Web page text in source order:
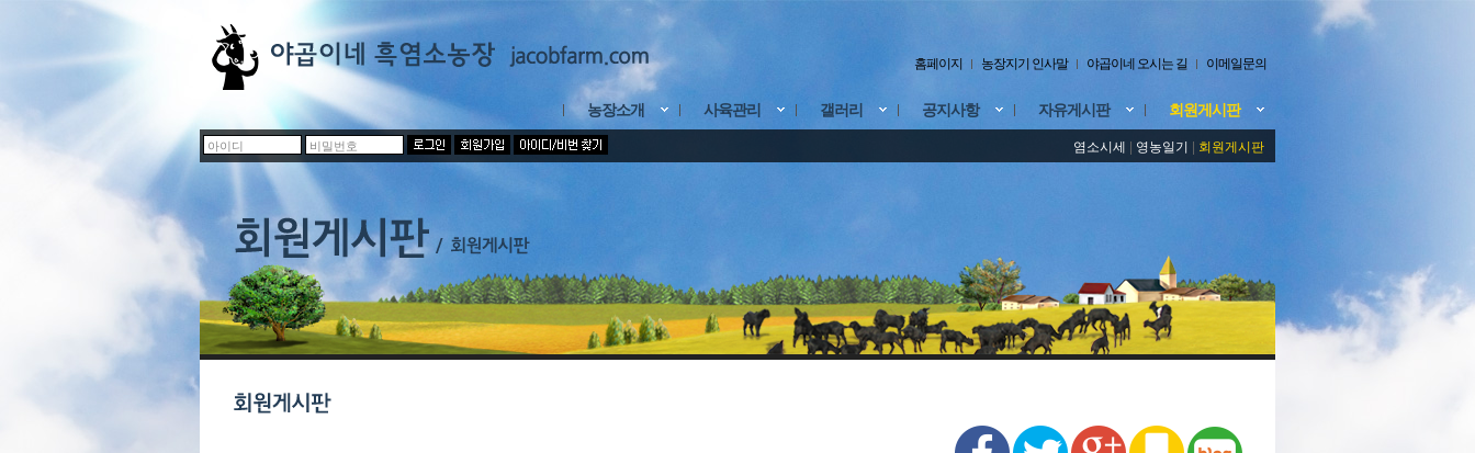
홈페이지 농장지기 인사말 야곱이네 오시는 길 이메일문의
농장소개 사육관리 갤러리 공지사항 자유게시판 회원게시판
염소시세 영농일기 회원게시판